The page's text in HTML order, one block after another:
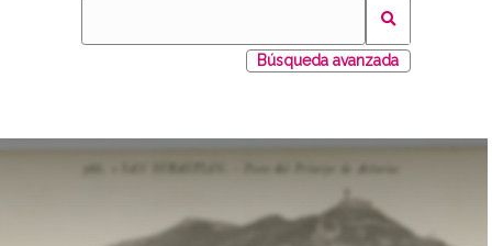
Búsqueda avanzada